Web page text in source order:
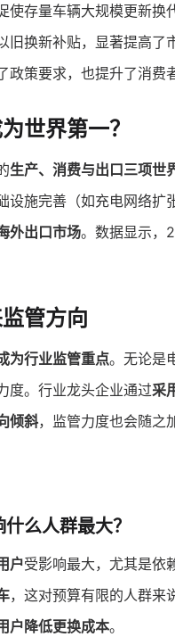
存量车辆大规模更新换代
旧换新补贴，显著提高了
政策要求，也提升了消费
世界第一？
生产、消费与出口三项世
设施完善（如充电网络
外出口市场。数据显示，
管方向
为行业监管重点。无论是
度。行业龙头企业通过采
倾斜，监管力度也会随之
么人群最大？
户受影响最大，尤其是依
，这对预算有限的人群来
户降低更换成本。